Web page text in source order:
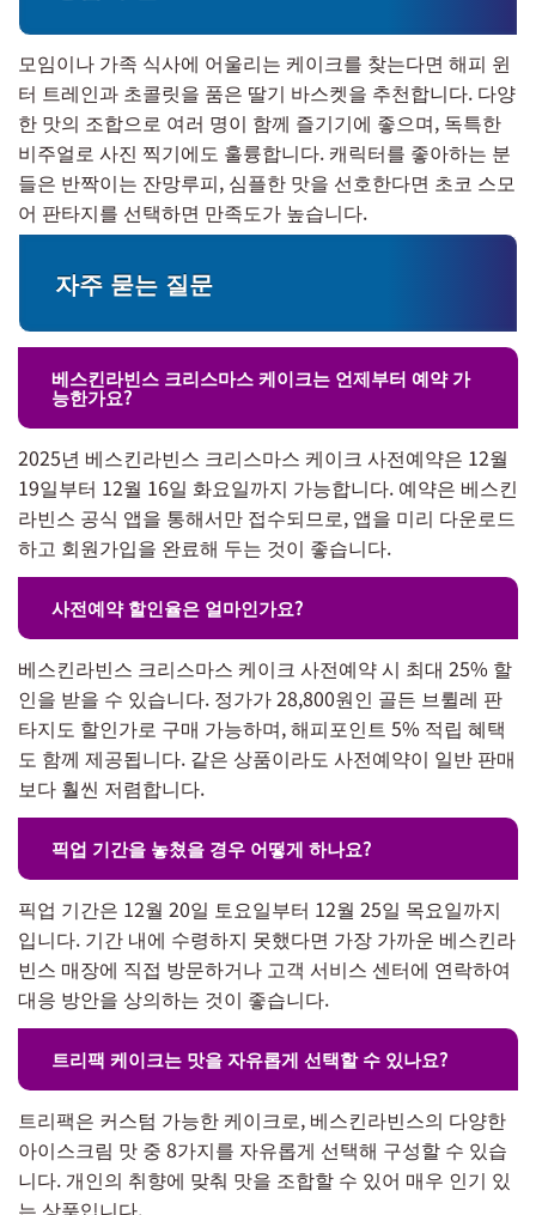
모임이나 가족 식사에 어울리는 케이크를 찾는다면 해피 윈
터 트레인과 초콜릿을 품은 딸기 바스켓을 추천합니다. 다양
한 맛의 조합으로 여러 명이 함께 즐기기에 좋으며, 독특한
비주얼로 사진 찍기에도 훌륭합니다. 캐릭터를 좋아하는 분
들은 반짝이는 잔망루피, 심플한 맛을 선호한다면 초코 스모
어 판타지를 선택하면 만족도가 높습니다.
자주 묻는 질문
베스킨라빈스 크리스마스 케이크는 언제부터 예약 가
능한가요?
2025년 베스킨라빈스 크리스마스 케이크 사전예약은 12월
19일부터 12월 16일 화요일까지 가능합니다. 예약은 베스킨
라빈스 공식 앱을 통해서만 접수되므로, 앱을 미리 다운로드
하고 회원가입을 완료해 두는 것이 좋습니다.
사전예약 할인율은 얼마인가요?
베스킨라빈스 크리스마스 케이크 사전예약 시 최대 25% 할
인을 받을 수 있습니다. 정가가 28,800원인 골든 브륄레 판
타지도 할인가로 구매 가능하며, 해피포인트 5% 적립 혜택
도 함께 제공됩니다. 같은 상품이라도 사전예약이 일반 판매
보다 훨씬 저렴합니다.
픽업 기간을 놓쳤을 경우 어떻게 하나요?
픽업 기간은 12월 20일 토요일부터 12월 25일 목요일까지
입니다. 기간 내에 수령하지 못했다면 가장 가까운 베스킨라
빈스 매장에 직접 방문하거나 고객 서비스 센터에 연락하여
대응 방안을 상의하는 것이 좋습니다.
트리팩 케이크는 맛을 자유롭게 선택할 수 있나요?
트리팩은 커스텀 가능한 케이크로, 베스킨라빈스의 다양한
아이스크림 맛 중 8가지를 자유롭게 선택해 구성할 수 있습
니다. 개인의 취향에 맞춰 맛을 조합할 수 있어 매우 인기 있
는 상품입니다.